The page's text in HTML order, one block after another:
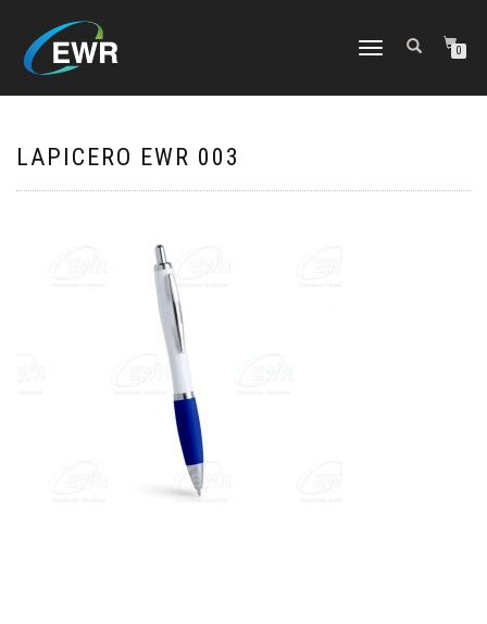
CAMBIAR
0
LAPICERO EWR 003